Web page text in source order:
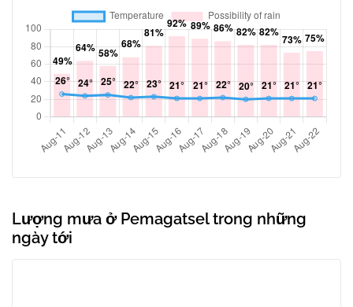
Lượng mưa ở Pemagatsel trong những
ngày tới